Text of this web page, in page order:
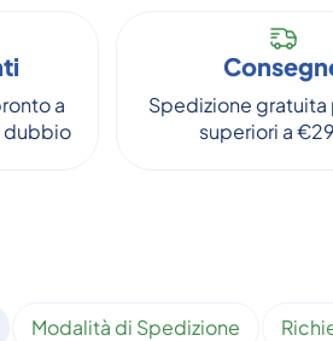
a
dubbio
Spedizione gratuita
superiori a
Modalità di Spedizione